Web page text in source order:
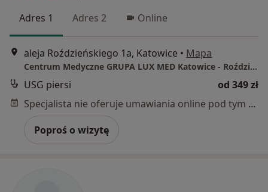
Adres 1 Adres 2 Online
aleja Roździeńskiego 1a, Katowice • Mapa
Centrum Medyczne GRUPA LUX MED Katowice - Roździeńskiego 1A
USG piersi
od 349 zł
Specjalista nie oferuje umawiania online pod tym adresem.
Poproś o wizytę